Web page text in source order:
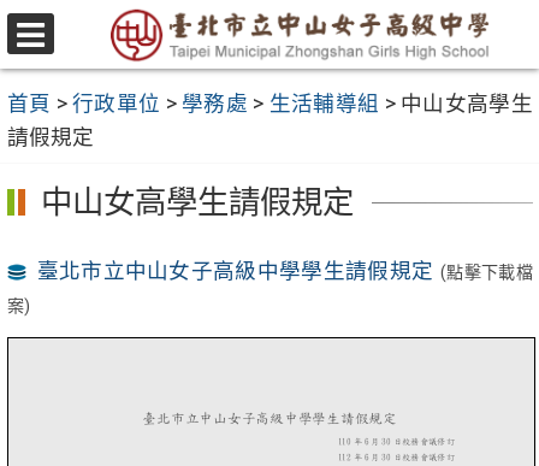
跳
至
要
內
容
區
選
單
首頁 > 行政單位 > 學務處 > 生活輔導組 > 中山女高學生
請假規定
中山女高學生請假規定
臺北市立中山女子高級中學學生請假規定 (點擊下載檔
案)